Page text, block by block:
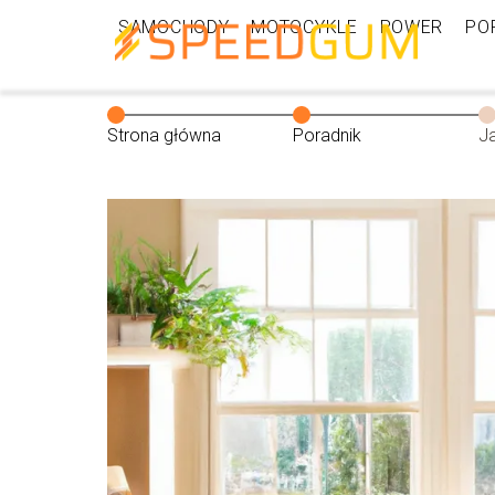
SAMOCHODY MOTOCYKLE ROWER
Strona główna Poradnik